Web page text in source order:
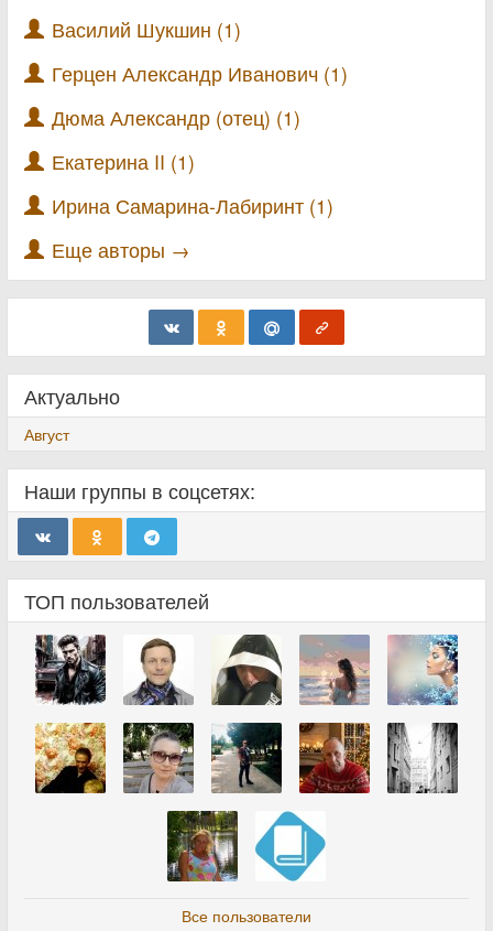
Василий Шукшин (1)
Герцен Александр Иванович (1)
Дюма Александр (отец) (1)
Екатерина II (1)
Ирина Самарина-Лабиринт (1)
Еще авторы →
Актуально
Август
Наши группы в соцсетях:
ТОП пользователей
Все пользователи